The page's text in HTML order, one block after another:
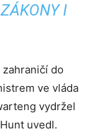
I
do
ve vláda
vydržel
uvedl.